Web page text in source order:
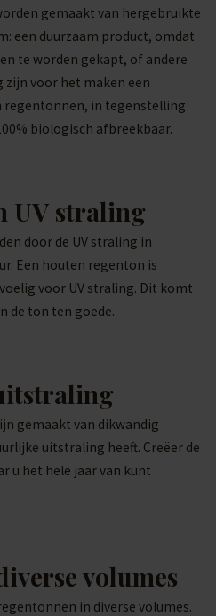
gemaakt van hergebruikte
een duurzaam product, omdat
te worden gekapt, of andere
voor het maken een
regentonnen, in tegenstelling
biologisch afbreekbaar.
UV straling
door de UV straling in
Een houten regenton is
voor UV straling. Dit komt
de ton ten goede.
gemaakt van dikwandig
uitstraling heeft. Creëer de
u het hele jaar van kunt
volumes
in diverse volumes.